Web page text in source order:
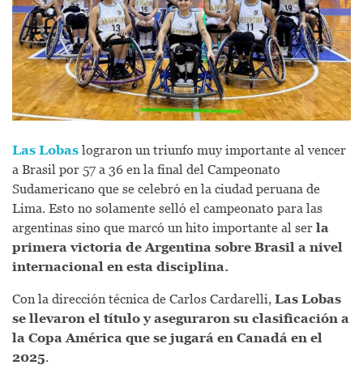
Las Lobas lograron un triunfo muy importante al vencer
a Brasil por 57 a 36 en la final del Campeonato
Sudamericano que se celebró en la ciudad peruana de
Lima. Esto no solamente selló el campeonato para las
argentinas sino que marcó un hito importante al ser la
primera victoria de Argentina sobre Brasil a nivel
internacional en esta disciplina.
Con la dirección técnica de Carlos Cardarelli, Las Lobas
se llevaron el título y aseguraron su clasificación a
la Copa América que se jugará en Canadá en el
2025.